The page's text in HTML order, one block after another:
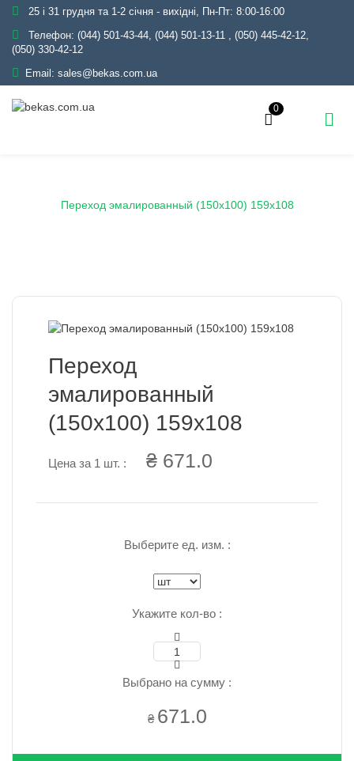
25 і 31 грудня та 1-2 січня - вихідні, Пн-Пт: 8:00-16:00
Телефон: (044) 501-43-44, (044) 501-13-11 , (050) 445-42-12,
(050) 330-42-12
Email: sales@bekas.com.ua
0
Переход эмалированный (150x100) 159х108
Переход
эмалированный
(150x100) 159х108
Цена за 1 шт. : ₴ 671.0
Выберите ед. изм. :
Укажите кол-во :
Выбрано на сумму :
₴ 671.0